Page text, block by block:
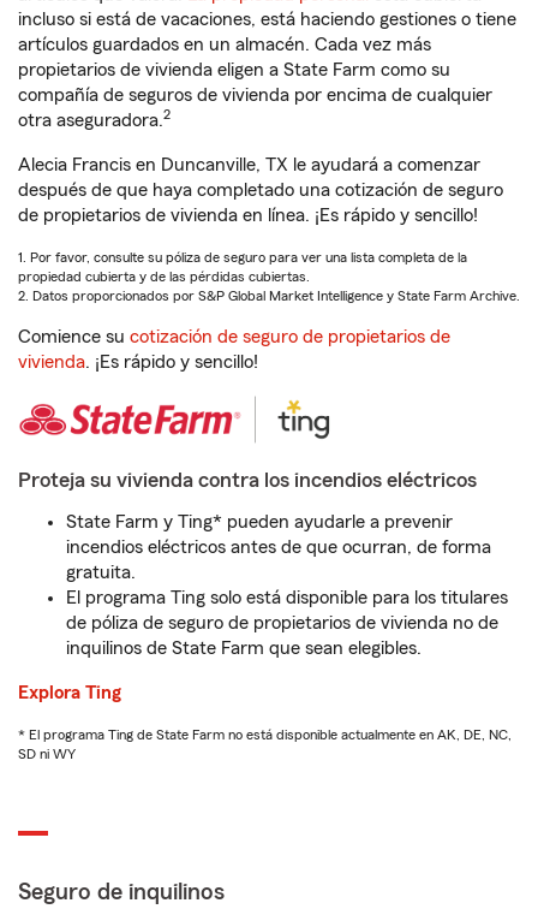
incluso si está de vacaciones, está haciendo gestiones o tiene
artículos guardados en un almacén. Cada vez más
propietarios de vivienda eligen a State Farm como su
compañía de seguros de vivienda por encima de cualquier
otra aseguradora.2
Alecia Francis en Duncanville, TX le ayudará a comenzar
después de que haya completado una cotización de seguro
de propietarios de vivienda en línea. ¡Es rápido y sencillo!
1. Por favor, consulte su póliza de seguro para ver una lista completa de la
propiedad cubierta y de las pérdidas cubiertas.
2. Datos proporcionados por S&P Global Market Intelligence y State Farm Archive.
Comience su cotización de seguro de propietarios de
vivienda. ¡Es rápido y sencillo!
Proteja su vivienda contra los incendios eléctricos
State Farm y Ting* pueden ayudarle a prevenir
incendios eléctricos antes de que ocurran, de forma
gratuita.
El programa Ting solo está disponible para los titulares
de póliza de seguro de propietarios de vivienda no de
inquilinos de State Farm que sean elegibles.
Explora Ting
* El programa Ting de State Farm no está disponible actualmente en AK, DE, NC,
SD ni WY
Seguro de inquilinos